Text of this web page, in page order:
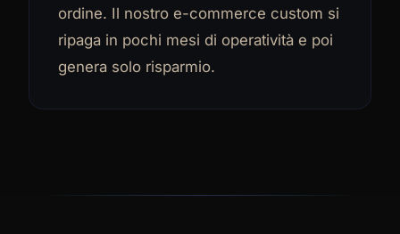
ordine. Il nostro e-commerce custom si
ripaga in pochi mesi di operatività e poi
genera solo risparmio.